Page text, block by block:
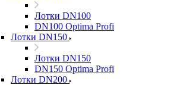
Лотки DN100
DN100 Optima Profi
Лотки DN150
Лотки DN150
DN150 Optima Profi
Лотки DN200